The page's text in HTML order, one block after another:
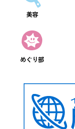
美容
めぐり部